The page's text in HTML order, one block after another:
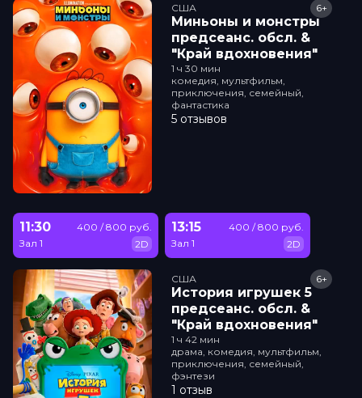
США
Миньоны и монстры
прeдсeанc. обсл. &
"Край вдохновения"
6+
1 ч 30 мин
комедия, мультфильм,
приключения, семейный,
фантастика
5 отзывов
11:30
Зал 1
400 / 800 руб.
2D
13:15
Зал 1
400 / 800 руб.
2D
США
История игрушек 5
прeдсeанc. обсл. &
"Край вдохновения"
6+
1 ч 42 мин
драма, комедия, мультфильм,
приключения, семейный,
фэнтези
1 отзыв